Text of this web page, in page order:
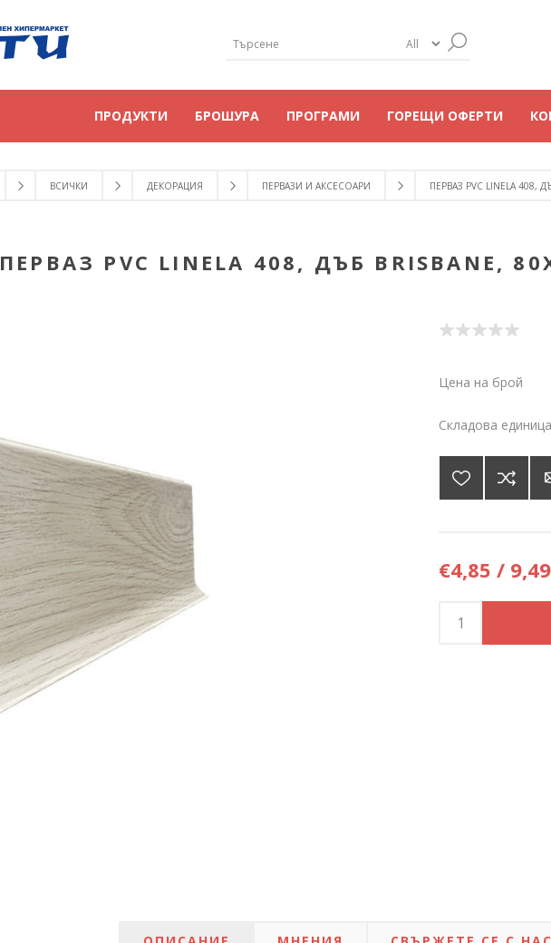
ПРОДУКТИ БРОШУРА ПРОГРАМИ ГОРЕЩИ ОФЕРТИ
ВСИЧКИ ДЕКОРАЦИЯ ПЕРВАЗИ И АКСЕСОАРИ ПЕРВАЗ PVC LINELA 408,
ПЕРВАЗ PVC LINELA 408, ДЪБ BRISBANE,
Цена на брой
Складова
€4,85 /